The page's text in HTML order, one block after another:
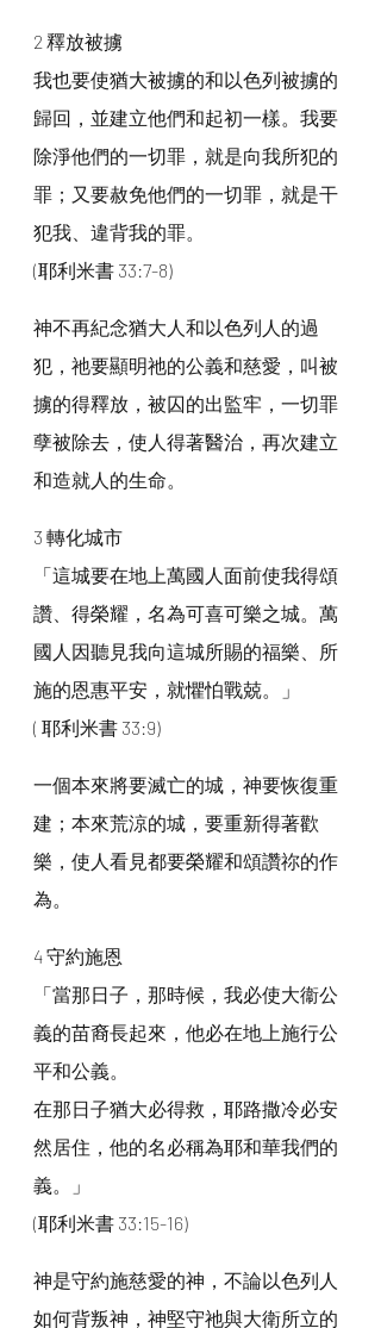
2 釋放被擄
我也要使猶大被擄的和以色列被擄的
歸回，並建立他們和起初一樣。我要
除淨他們的一切罪，就是向我所犯的
罪；又要赦免他們的一切罪，就是干
犯我、違背我的罪。
(耶利米書 33:7-8)
神不再紀念猶大人和以色列人的過
犯，祂要顯明祂的公義和慈愛，叫被
擄的得釋放，被囚的出監牢，一切罪
孽被除去，使人得著醫治，再次建立
和造就人的生命。
3 轉化城市
「這城要在地上萬國人面前使我得頌
讚、得榮耀，名為可喜可樂之城。萬
國人因聽見我向這城所賜的福樂、所
施的恩惠平安，就懼怕戰兢。」
( 耶利米書 33:9)
一個本來將要滅亡的城，神要恢復重
建；本來荒涼的城，要重新得著歡
樂，使人看見都要榮耀和頌讚祢的作
為。
4 守約施恩
「當那日子，那時候，我必使大衞公
義的苗裔長起來，他必在地上施行公
平和公義。
在那日子猶大必得救，耶路撒冷必安
然居住，他的名必稱為耶和華我們的
義。」
(耶利米書 33:15-16)
神是守約施慈愛的神，不論以色列人
如何背叛神，神堅守祂與大衛所立的